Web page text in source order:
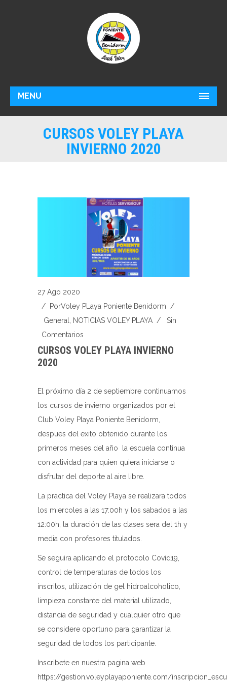
MENU
CURSOS VOLEY PLAYA
INVIERNO 2020
27 Ago 2020
/ PorVoley PLaya Poniente Benidorm /
General, NOTICIAS VOLEY PLAYA / Sin
Comentarios
CURSOS VOLEY PLAYA INVIERNO
2020
El próximo día 2 de septiembre continuamos
los cursos de invierno organizados por el
Club Voley Playa Poniente Benidorm,
despues del exito obtenido durante los
primeros meses del año la escuela continua
con actividad para quien quiera iniciarse o
disfrutar del deporte al aire libre.
La practica del Voley Playa se realizara todos
los miercoles a las 17:00h y los sabados a las
12:00h, la duración de las clases sera del 1h y
media con profesores titulados.
Se seguira aplicando el protocolo Covid19,
control de temperaturas de todos los
inscritos, utilización de gel hidroalcoholico,
limpieza constante del material utilizado,
distancia de seguridad y cualquier otro que
se considere oportuno para garantizar la
seguridad de todos los participante.
Inscribete en nuestra pagina web
https://gestion.voleyplayaponiente.com/